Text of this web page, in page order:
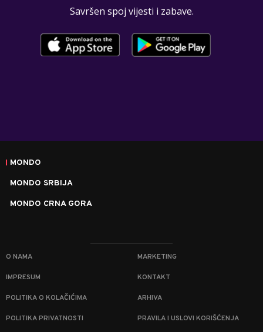
Savršen spoj vijesti i zabave.
MONDO
MONDO SRBIJA
MONDO CRNA GORA
O NAMA MARKETING
IMPRESUM KONTAKT
POLITIKA O KOLAČIĆIMA ARHIVA
POLITIKA PRIVATNOSTI PRAVILA I USLOVI KORIŠĆENJA